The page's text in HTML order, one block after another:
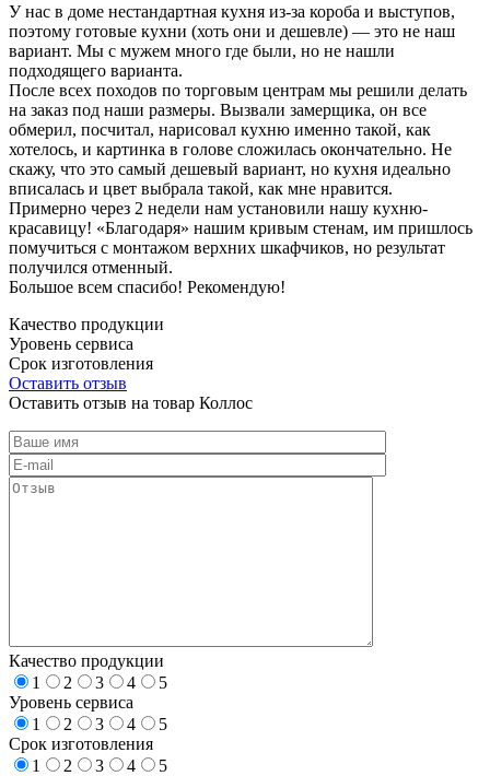
У нас в доме нестандартная кухня из-за короба и выступов,
поэтому готовые кухни (хоть они и дешевле) — это не наш
вариант. Мы с мужем много где были, но не нашли
подходящего варианта.
После всех походов по торговым центрам мы решили делать
на заказ под наши размеры. Вызвали замерщика, он все
обмерил, посчитал, нарисовал кухню именно такой, как
хотелось, и картинка в голове сложилась окончательно. Не
скажу, что это самый дешевый вариант, но кухня идеально
вписалась и цвет выбрала такой, как мне нравится.
Примерно через 2 недели нам установили нашу кухню-
красавицу! «Благодаря» нашим кривым стенам, им пришлось
помучиться с монтажом верхних шкафчиков, но результат
получился отменный.
Большое всем спасибо! Рекомендую!
Качество продукции
Уровень сервиса
Срок изготовления
Оставить отзыв
Оставить отзыв на товар Коллос
Качество продукции
1
2 3 4
5
Уровень сервиса
1
2 3 4
5
Срок изготовления
1
2 3 4
5